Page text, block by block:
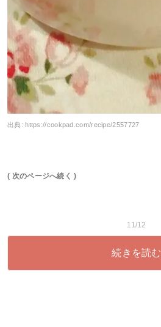
出典: https://cookpad.com/recipe/2557727
( 次のページへ続く )
11/12
続きを読む